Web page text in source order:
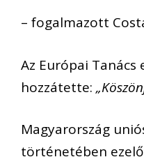
– fogalmazott
Az Európai
hozzátette:
Magyarország
történetében